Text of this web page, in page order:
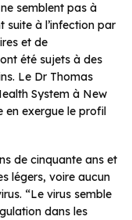
semblent pas à
suite à l’infection par
et de
été sujets à des
Le Dr Thomas
System à New
en exergue le profil
de cinquante ans et
légers, voire aucun
“Le virus semble
dans les